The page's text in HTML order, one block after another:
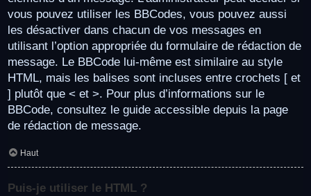
vous pouvez utiliser les BBCodes, vous pouvez aussi
les désactiver dans chacun de vos messages en
utilisant l’option appropriée du formulaire de rédaction de
message. Le BBCode lui-même est similaire au style
HTML, mais les balises sont incluses entre crochets [ et
] plutôt que < et >. Pour plus d’informations sur le
BBCode, consultez le guide accessible depuis la page
de rédaction de message.
Haut
Puis-je utiliser le HTML ?